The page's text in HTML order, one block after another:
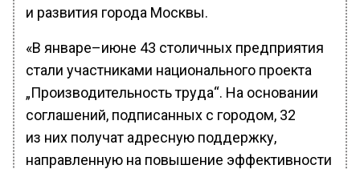
и развития города Москвы.
«В январе–июне 43 столичных предприятия
стали участниками национального проекта
„Производительность труда“. На основании
соглашений, подписанных с городом, 32
из них получат адресную поддержку,
направленную на повышение эффективности